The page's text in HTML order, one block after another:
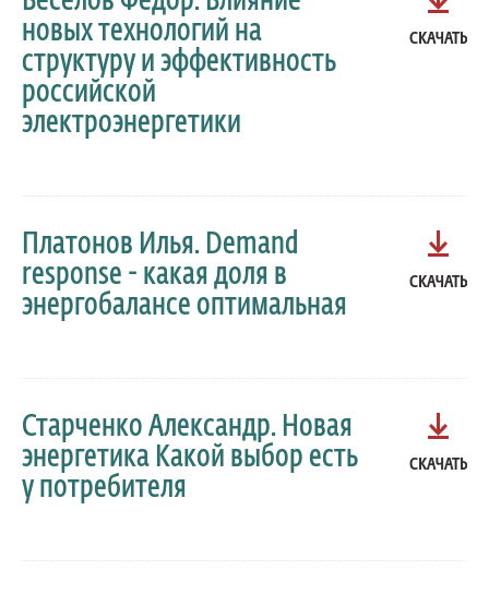
новых технологий на
структуру и эффективность
российской
электроэнергетики
СКАЧАТЬ
Платонов Илья. Demand
response - какая доля в
энергобалансе оптимальная
СКАЧАТЬ
Старченко Александр. Новая
энергетика Какой выбор есть
у потребителя
СКАЧАТЬ